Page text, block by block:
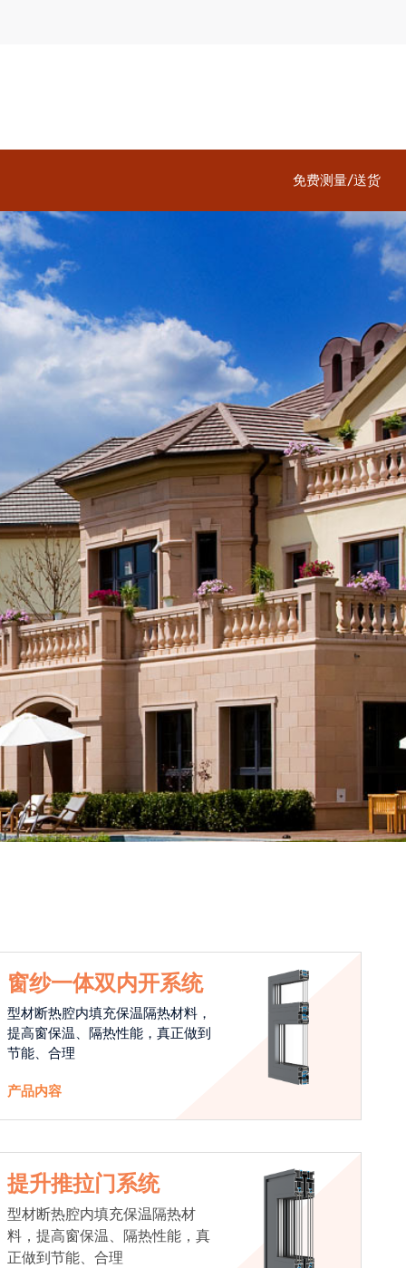
免费测量/送货
窗纱一体双内开系统
型材断热腔内填充保温隔热材料，
提高窗保温、隔热性能，真正做到
节能、合理
产品内容
提升推拉门系统
型材断热腔内填充保温隔热材
料，提高窗保温、隔热性能，真
正做到节能、合理